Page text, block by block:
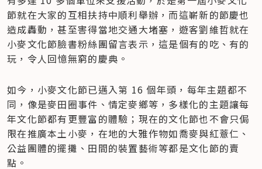
節就在大家的互相扶持中順利舉辦，而這嶄新的節慶也
造成轟動，甚至害得當地交通大堵塞，遊客劉維哲就在
小麥文化節臉書粉絲團留言表示，這是個有的吃、有的
玩，令人回憶無窮的慶典。
如今，小麥文化節已邁入第 16 個年頭，每年主題都不
同，像是麥田圈事件、情定麥鄉等，多樣化的主題讓每
年文化節都有更豐富的體驗；現在的文化節也不會只侷
限在推廣本土小麥，在地的大雅作物如喬麥與紅薏仁、
公益團體的擺攤、田間的裝置藝術等都是文化節的賣
點。